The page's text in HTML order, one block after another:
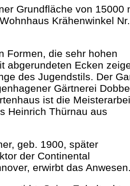
Grundfläche von 15000
Krähenwinkel
Formen, die sehr hohen
abgerundeten Ecken
des Jugendstils. Der
Gärtnerei
ist die
Heinrich Thürnau aus
geb. 1900, später
der Continental
erwirbt das